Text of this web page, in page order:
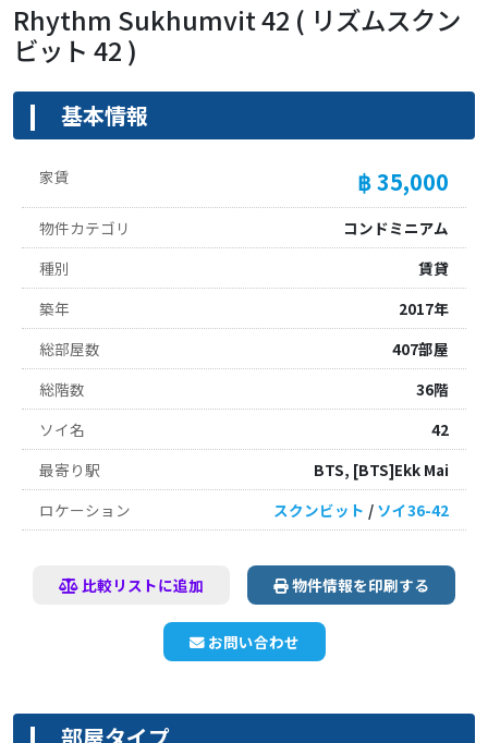
Rhythm Sukhumvit 42 ( リズムスクン
ビット 42 )
基本情報
家賃 ฿ 35,000
物件カテゴリ
コンドミニアム
種別
賃貸
築年
2017年
総部屋数
407部屋
総階数
36階
ソイ名
42
最寄り駅
BTS, [BTS]Ekk Mai
ロケーション
スクンビット / ソイ36-42
比較リストに追加 物件情報を印刷する
お問い合わせ